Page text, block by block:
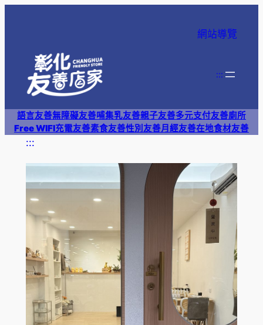
網站導覽
:::
語言友善無障礙友善哺集乳友善親子友善多元支付友善廁所
Free WIFI充電友善素食友善性別友善月經友善在地食材友善
:::